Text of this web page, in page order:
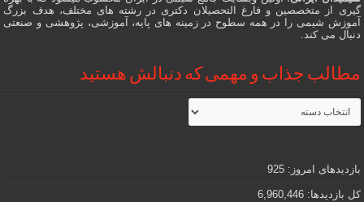
گیری از متخصصین و فارغ التحصیلان دکتری در رشته های مختلف، هدف بزرگ
آموزش شیمی را در همه سطوح در زمینه های پایه، آموزشی، پژوهشی و صنعتی
دنبال می کند.
مطالب جذاب و مهمی که دنبالش هستید
مطالب
جذاب
و
که
دنبالش
هستید
بازدیدهای امروز:925
کل بازدیدها:6,960,446